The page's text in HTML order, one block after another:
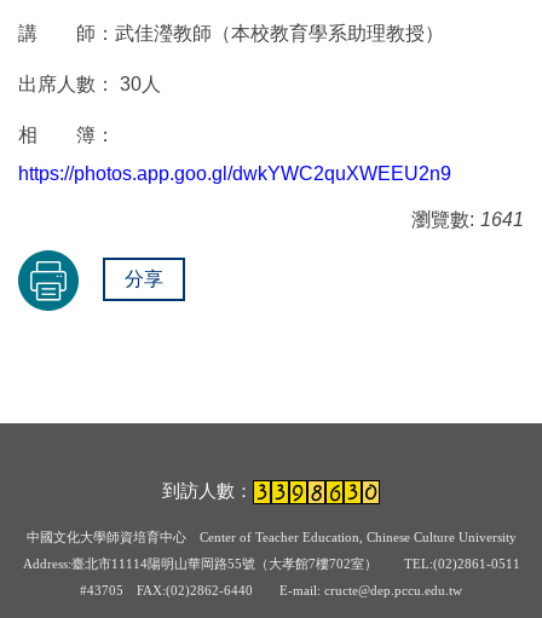
講 師：武佳瀅教師（本校教育學系助理教授）
出席人數： 30人
相 簿：
https://photos.app.goo.gl/dwkYWC2quXWEEU2n9
瀏覽數: 1641
分享
到訪人數：
中國文化大學師資培育中心 Center of Teacher Education, Chinese Culture University
Address:臺北市11114陽明山華岡路55號（大孝館7樓702室） TEL:(02)2861-0511
#43705 FAX:(02)2862-6440 E-mail: cructe@dep.pccu.edu.tw